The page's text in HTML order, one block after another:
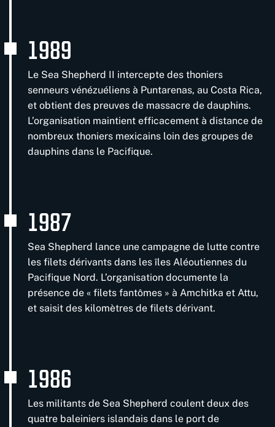
1989
Le Sea Shepherd II intercepte des thoniers
senneurs vénézuéliens à Puntarenas, au Costa Rica,
et obtient des preuves de massacre de dauphins.
L’organisation maintient efficacement à distance de
nombreux thoniers mexicains loin des groupes de
dauphins dans le Pacifique.
1987
Sea Shepherd lance une campagne de lutte contre
les filets dérivants dans les îles Aléoutiennes du
Pacifique Nord. L’organisation documente la
présence de « filets fantômes » à Amchitka et Attu,
et saisit des kilomètres de filets dérivant.
1986
Les militants de Sea Shepherd coulent deux des
quatre baleiniers islandais dans le port de